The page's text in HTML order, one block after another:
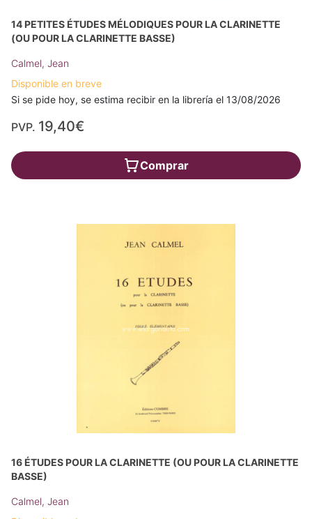
14 PETITES ÉTUDES MÉLODIQUES POUR LA CLARINETTE
(OU POUR LA CLARINETTE BASSE)
Calmel, Jean
Disponible en breve
Si se pide hoy, se estima recibir en la librería el 13/08/2026
PVP. 19,40€
Comprar
16 ÉTUDES POUR LA CLARINETTE (OU POUR LA CLARINETTE
BASSE)
Calmel, Jean